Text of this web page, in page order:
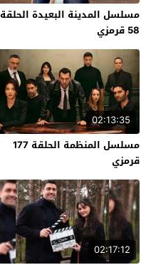
مسلسل المدينة البعيدة الحلقة
58 قرمزي
02:13:35
مسلسل المنظمة الحلقة 177
قرمزي
02:17:12